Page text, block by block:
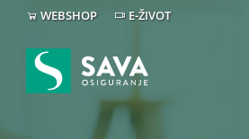
WEBSHOP E-ŽIVOT